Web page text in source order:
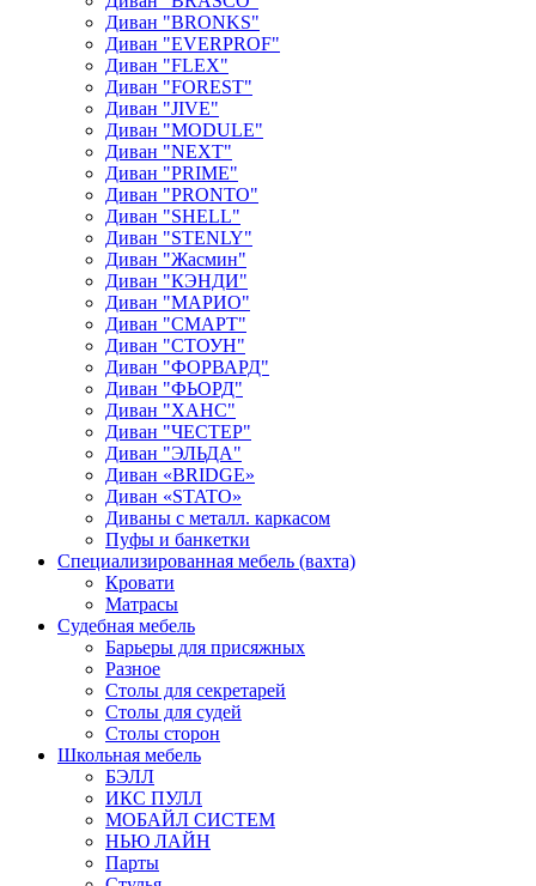
Диван "BRONKS"
Диван "EVERPROF"
Диван "FLEX"
Диван "FOREST"
Диван "JIVE"
Диван "MODULE"
Диван "NEXT"
Диван "PRIME"
Диван "PRONTO"
Диван "SHELL"
Диван "STENLY"
Диван "Жасмин"
Диван "КЭНДИ"
Диван "МАРИО"
Диван "СМАРТ"
Диван "СТОУН"
Диван "ФОРВАРД"
Диван "ФЬОРД"
Диван "ХАНС"
Диван "ЧЕСТЕР"
Диван "ЭЛЬДА"
Диван «BRIDGE»
Диван «STATO»
Диваны с металл. каркасом
Пуфы и банкетки
Специализированная мебель (вахта)
Кровати
Матрасы
Судебная мебель
Барьеры для присяжных
Разное
Столы для секретарей
Столы для судей
Столы сторон
Школьная мебель
БЭЛЛ
ИКС ПУЛЛ
МОБАЙЛ СИСТЕМ
НЬЮ ЛАЙН
Парты